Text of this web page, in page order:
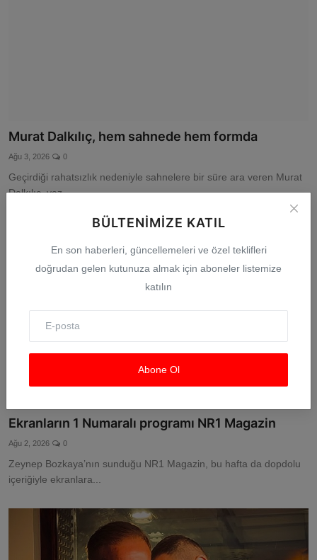
BÜLTENIMIZE KATIL
En son haberleri, güncellemeleri ve özel teklifleri
doğrudan gelen kutunuza almak için aboneler listemize
katılın
Abone Ol
Murat Dalkılıç, hem sahnede hem formda
Ağu 3, 2026 0
Geçirdiği rahatsızlık nedeniyle sahnelere bir süre ara veren Murat
Dalkılıç, yaz...
Ekranların 1 Numaralı programı NR1 Magazin
Ağu 2, 2026 0
Zeynep Bozkaya’nın sunduğu NR1 Magazin, bu hafta da dopdolu
içeriğiyle ekranlara...